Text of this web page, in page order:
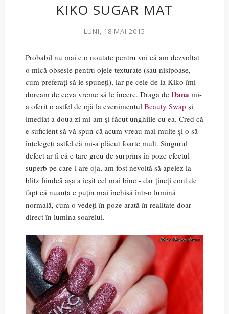
KIKO SUGAR MAT
LUNI, 18 MAI 2015
Probabil nu mai e o noutate pentru voi că am dezvoltat
o mică obsesie pentru ojele texturate (sau nisipoase,
cum preferați să le spuneți), iar pe cele de la Kiko îmi
doream de ceva vreme să le încerc. Draga de Dana mi-
a oferit o astfel de ojă la evenimentul Beauty Swap și
imediat a doua zi mi-am și făcut unghiile cu ea. Cred că
e suficient să vă spun că acum vreau mai multe și o să
înțelegeți astfel că mi-a plăcut foarte mult. Singurul
defect ar fi că e tare greu de surprins în poze efectul
superb pe care-l are oja, am fost nevoită să apelez la
blitz fiindcă așa a ieșit cel mai bine - dar țineți cont de
fapt că nuanța e puțin mai închisă într-o lumină
normală, cum o vedeți în poze arată în realitate doar
direct în lumina soarelui.